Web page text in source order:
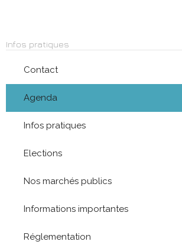
Infos pratiques
Contact
Agenda
Infos pratiques
Elections
Nos marchés publics
Informations importantes
Réglementation